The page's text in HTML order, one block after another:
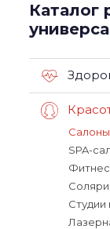
Каталог
SPA-
Студии